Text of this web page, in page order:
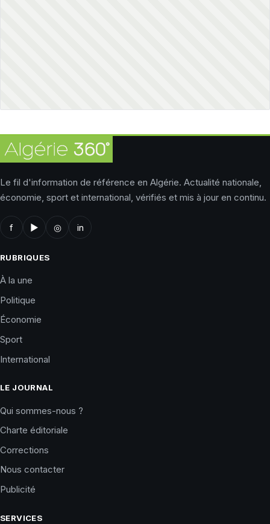
Le fil d'information de référence en Algérie. Actualité nationale,
économie, sport et international, vérifiés et mis à jour en continu.
f ▶ ◎ in
RUBRIQUES
À la une
Politique
Économie
Sport
International
LE JOURNAL
Qui sommes-nous ?
Charte éditoriale
Corrections
Nous contacter
Publicité
SERVICES